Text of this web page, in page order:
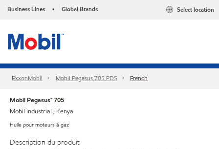
Business Lines • Global Brands Select location
ExxonMobil Mobil Pegasus 705 PDS French
Mobil Pegasus™ 705
Mobil industrial , Kenya
Huile pour moteurs à gaz
Description du produit